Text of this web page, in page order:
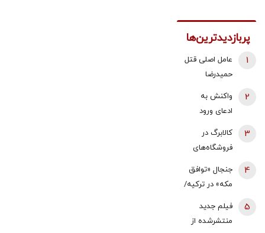
پربازدیدترین‌ها
عامل اصلی قتل
حمیدرضا
دستگیر شد
1
واکنش به
ادعای ورود
هواگردها به
دقیقه قبل از
حمله به بیت
رهبری/ رییس
2
کالابرگ در
فروشگاه‌های
3
جنجال «توافق
مکه» در ترکیه/
مجلس معترض
شدند/ خلاف
4
فیلم جدید
منتشرشده از
5